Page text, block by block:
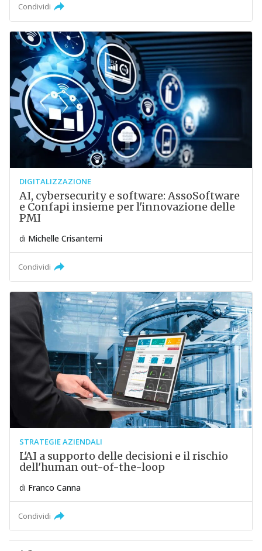
Condividi
DIGITALIZZAZIONE
AI, cybersecurity e software: AssoSoftware
e Confapi insieme per l'innovazione delle
PMI
di Michelle Crisantemi
Condividi
STRATEGIE AZIENDALI
L'AI a supporto delle decisioni e il rischio
dell'human out-of-the-loop
di Franco Canna
Condividi